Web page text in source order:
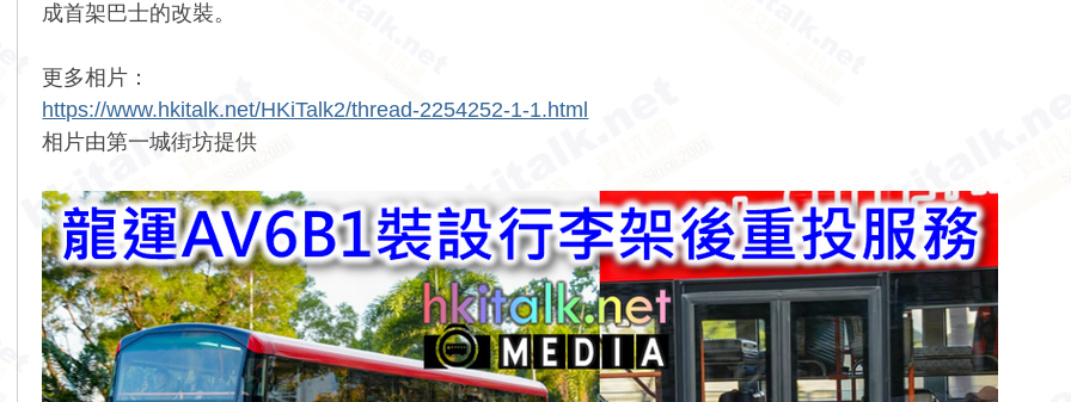
成首架巴士的改裝。
更多相片：
https://www.hkitalk.net/HKiTalk2/thread-2254252-1-1.html
相片由第一城街坊提供